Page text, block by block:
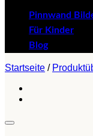
Pinnwand
Für Kinder
Blog
Startseite /